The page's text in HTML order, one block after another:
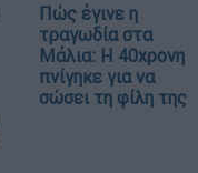
Πώς έγινε η
τραγωδία στα
Μάλια: Η 40χρονη
πνίγηκε για να
σώσει τη φίλη της